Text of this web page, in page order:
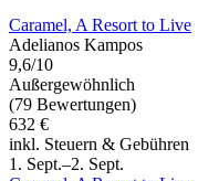
Caramel, A Resort to Live
Adelianos Kampos
9,6/10
Außergewöhnlich
(79 Bewertungen)
632 €
inkl. Steuern & Gebühren
1. Sept.–2. Sept.